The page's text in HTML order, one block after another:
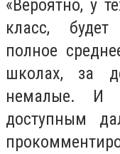
«Вероятно, у
класс,
полное
школах, за
немалые. И
доступным